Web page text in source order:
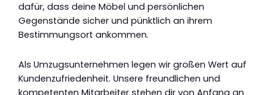
dafür, dass deine Möbel und persönlichen
Gegenstände sicher und pünktlich an ihrem
Bestimmungsort ankommen.
Als Umzugsunternehmen legen wir großen Wert auf
Kundenzufriedenheit. Unsere freundlichen und
kompetenten Mitarbeiter stehen dir von Anfang an